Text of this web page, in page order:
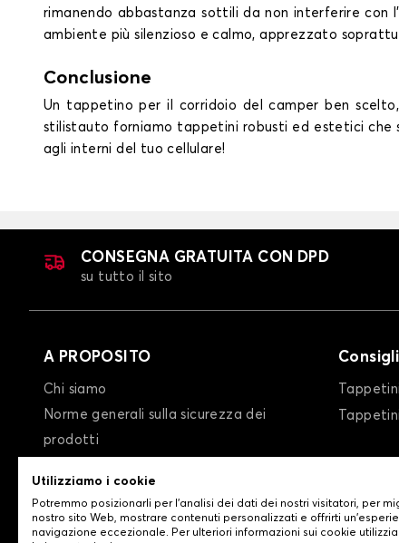
rimanendo abbastanza sottili da non interferire con
ambiente più silenzioso e calmo, apprezzato
Conclusione
Un tappetino per il corridoio del camper ben
stilistauto forniamo tappetini robusti ed estetici
agli interni del tuo cellulare!
CONSEGNA GRATUITA CON DPD
su tutto il sito
A PROPOSITO
Chi siamo
Norme generali sulla sicurezza dei
prodotti
Contattaci
Consigli
Utilizziamo i cookie
Potremmo posizionarli per l'analisi dei dati dei nostri visitatori, per
nostro sito Web, mostrare contenuti personalizzati e offrirti
navigazione eccezionale. Per ulteriori informazioni sui cookie